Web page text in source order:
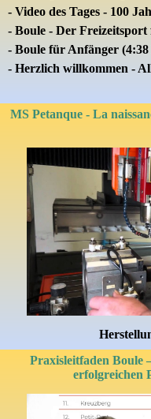
- Video des Tages - 100
- Boule - Der
- Boule für Anfänger
- Herzlich willkommen -
MS Petanque - La
Praxisleitfaden Boule
erfolgreichen